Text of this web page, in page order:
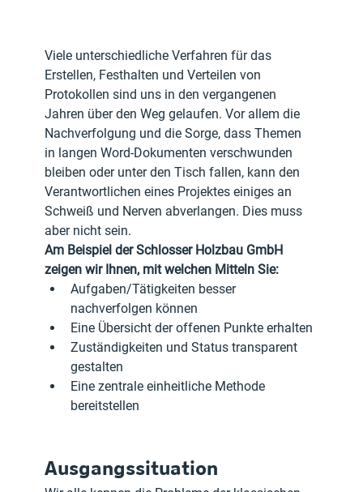
Viele unterschiedliche Verfahren für das
Erstellen, Festhalten und Verteilen von
Protokollen sind uns in den vergangenen
Jahren über den Weg gelaufen. Vor allem die
Nachverfolgung und die Sorge, dass Themen
in langen Word-Dokumenten verschwunden
bleiben oder unter den Tisch fallen, kann den
Verantwortlichen eines Projektes einiges an
Schweiß und Nerven abverlangen. Dies muss
aber nicht sein.
Am Beispiel der Schlosser Holzbau GmbH
zeigen wir Ihnen, mit welchen Mitteln Sie:
Aufgaben/Tätigkeiten besser
nachverfolgen können
Eine Übersicht der offenen Punkte erhalten
Zuständigkeiten und Status transparent
gestalten
Eine zentrale einheitliche Methode
bereitstellen
Ausgangssituation